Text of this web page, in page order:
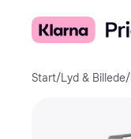
Start/Lyd & Billede/